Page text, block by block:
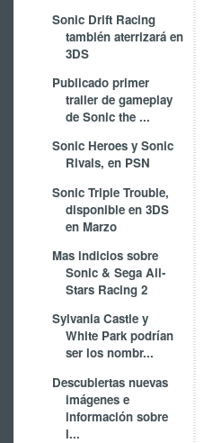
Sonic Drift Racing
también aterrizará en
3DS
Publicado primer
trailer de gameplay
de Sonic the ...
Sonic Heroes y Sonic
Rivals, en PSN
Sonic Triple Trouble,
disponible en 3DS
en Marzo
Mas indicios sobre
Sonic & Sega All-
Stars Racing 2
Sylvania Castle y
White Park podrían
ser los nombr...
Descubiertas nuevas
imágenes e
información sobre
l...